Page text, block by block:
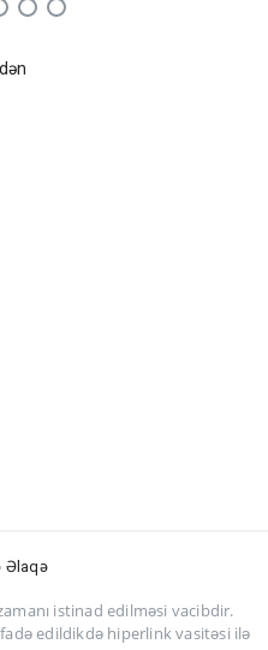
Əlaqə
istinad edilməsi vacibdir.
edildikdə hiperlink vasitəsi ilə